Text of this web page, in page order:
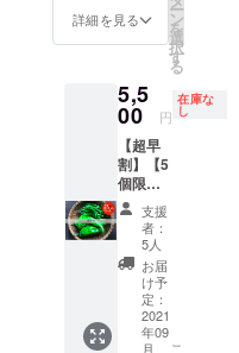
存：1つ
ずつ
ラップ
む。 乾
燥保
存：で
きるだ
け重な
らない
ように
並べて
置く。
風通し
の良い
日陰の
場所
で、自
らない
ように
置く。
風通し
の良い
日陰の
場所
で、自
然乾
燥。完
了の目
安は表
面にシ
ワがた
くさん
でき、
収穫し
たとう
ち帰り
いただ
けま
す。
アーカ
イブで
認可
能！
（アー
カイブ
期間：
2ヶ月）
ｰ 想定
ニュー
・ビ
キー
ニョ：
ピクル
ス ・
各200g
合計2kg
・発送
の時期/
品種量
は生育
状況に
応じ
て、変
動する
ことが
ありま
す。予
めご了
承くだ
さい。
いて説
て、料
理教室
た後
は、ご
自宅で
作って
いただ
けるよ
うにと
うがら
しの詰
め合わ
せを
希望の
お知ら
せくだ
栽培
候補）
プサ
ジュエ
ラ、ビ
キー
ニョ、
ハラ
ペー
ニョ、
プリッ
の畑で
採れた
中で辛
いもの
をチョ
イス
（写真
はイ
メージ
です）
プサ
ジュエ
ラ、プ
リック
チン
ダー、
詳細を見る ー
ン
を
選
択
す
る
5,5
00 円
在庫な
し
【超早
割】【5
個限
定！と
うがら
しアジ
アン1kg
セット
（辛さ
レベ
ル：🌶
支援
者：
5人
お届
け予
定：
2021
年09
月